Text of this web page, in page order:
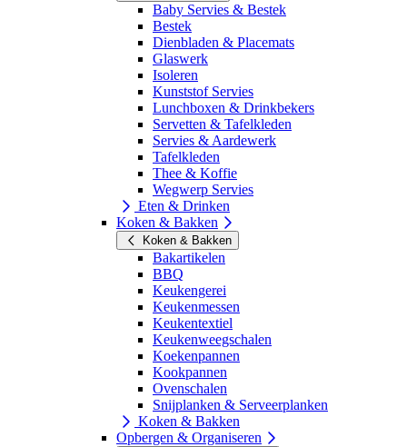
Baby Servies & Bestek
Bestek
Dienbladen & Placemats
Glaswerk
Isoleren
Kunststof Servies
Lunchboxen & Drinkbekers
Servetten & Tafelkleden
Servies & Aardewerk
Tafelkleden
Thee & Koffie
Wegwerp Servies
Eten & Drinken
Koken & Bakken
Koken & Bakken
Bakartikelen
BBQ
Keukengerei
Keukenmessen
Keukentextiel
Keukenweegschalen
Koekenpannen
Kookpannen
Ovenschalen
Snijplanken & Serveerplanken
Koken & Bakken
Opbergen & Organiseren